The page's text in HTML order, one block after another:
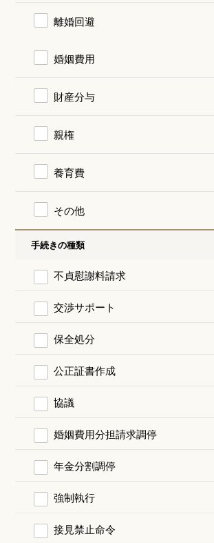
離婚回避
婚姻費用
財産分与
親権
養育費
その他
手続きの種類
不貞慰謝料請求
交渉サポート
保全処分
公正証書作成
協議
婚姻費用分担請求調停
年金分割調停
強制執行
接見禁止命令